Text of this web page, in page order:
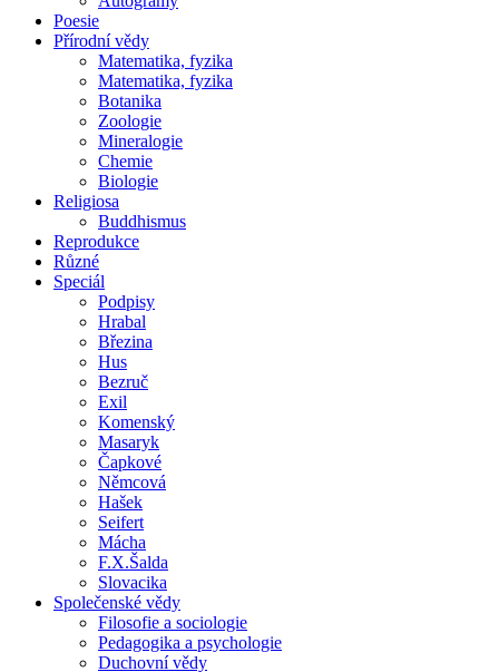
Poesie
Přírodní vědy
Matematika, fyzika
Matematika, fyzika
Botanika
Zoologie
Mineralogie
Chemie
Biologie
Religiosa
Buddhismus
Reprodukce
Různé
Speciál
Podpisy
Hrabal
Březina
Hus
Bezruč
Exil
Komenský
Masaryk
Čapkové
Němcová
Hašek
Seifert
Mácha
F.X.Šalda
Slovacika
Společenské vědy
Filosofie a sociologie
Pedagogika a psychologie
Duchovní vědy